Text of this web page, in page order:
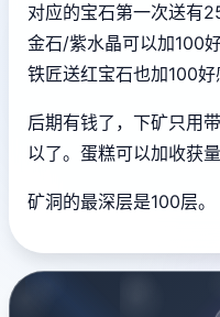
对应的宝石第一次送有
金石/紫水晶可以加100
铁匠送红宝石也加100好
后期有钱了，下矿只用
以了。蛋糕可以加收获量
矿洞的最深层是100层。